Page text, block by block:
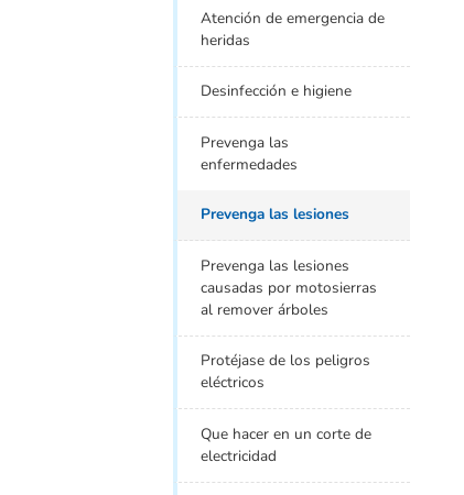
Atención de emergencia de
heridas
Desinfección e higiene
Prevenga las
enfermedades
Prevenga las lesiones
Prevenga las lesiones
causadas por motosierras
al remover árboles
Protéjase de los peligros
eléctricos
Que hacer en un corte de
electricidad